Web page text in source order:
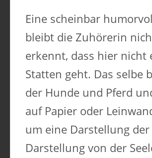
Eine scheinbar
bleibt die Zuhörerin
erkennt, dass hier nicht
Statten geht. Das selbe
der Hunde und Pferd
auf Papier oder
um eine Darstellung
Darstellung von der